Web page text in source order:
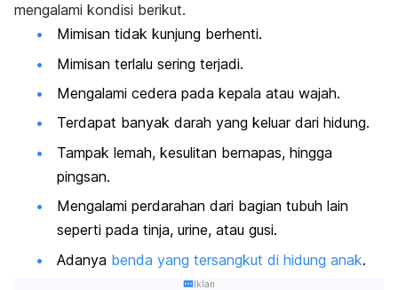
mengalami kondisi berikut.
Mimisan tidak kunjung berhenti.
Mimisan terlalu sering terjadi.
Mengalami cedera pada kepala atau wajah.
Terdapat banyak darah yang keluar dari hidung.
Tampak lemah, kesulitan bernapas, hingga
pingsan.
Mengalami perdarahan dari bagian tubuh lain
seperti pada tinja, urine, atau gusi.
Adanya benda yang tersangkut di hidung anak.
Iklan